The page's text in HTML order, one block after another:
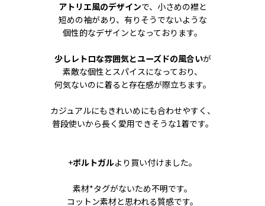
アトリエ風のデザインで、小さめの襟と
短めの袖があり、有りそうでないような
個性的なデザインとなっております。
少しレトロな雰囲気とユーズドの風合いが
素敵な個性とスパイスになっており、
何気ないのに着ると存在感が際立ちます。
カジュアルにもきれいめにも合わせやすく、
普段使いから長く愛用できそうな1着です。
+ポルトガルより買い付けました。
素材*タグがないため不明です。
コットン素材と思われる質感です。